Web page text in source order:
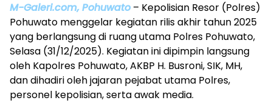
M-Galeri.com,Pohuwato– Kepolisian Resor (Polres)
Pohuwato menggelar kegiatan rilis akhir tahun 2025
yang berlangsung di ruang utama Polres Pohuwato,
Selasa (31/12/2025). Kegiatan ini dipimpin langsung
oleh Kapolres Pohuwato, AKBP H. Busroni, SIK, MH,
dan dihadiri oleh jajaran pejabat utama Polres,
personel kepolisian, serta awak media.